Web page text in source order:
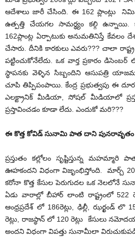
ఆదేశాలు జారీ చేసింది. ఈ 162 ప్లాంట్లు
ఉత్పత్తి చేయగల సామర్థ్యం కల్గి ఉన్నాయి.
162ప్లాంట్ల ఏర్పాటుకు అనుమతినిస్తే కేవలం
చేసారు. దీనికి కారకులు ఎవరు??? చాలా
పట్టించుకోనేలేదు. ఒక వార్త ప్రకారం డిసెంబర్ లో
స్థాపనకు వెళ్ళిన సిబ్బందిని ఆసుపత్రి
చూపి తిప్పిపంపాయి. కేంద్ర ప్రభుత్వపు ఈ
ఎలక్ట్రానిక్ మీడియా, సోషల్ మీడియాలో
ప్రస్తావించడం కూడా లేదు. ఎందుకో మరి???
ఈ కొత్త కోవిడ్ సునామి పాత దాని పునరావృతం
ప్రస్తుతం కల్లోలం సృష్టిస్తున్న
ఊహకందని విధంగా విజృంభిస్తోంది. మార్చ్
కరోనా కొత్త కేసుల పెరుగుదల ఒక నెలలోనే
ఏడు వారాల్లో బీహార్ లాంటి రాష్ట్రంలో 522
ఆంధ్రప్రదేశ్ లో 186రెట్లు, ఢిల్లీ, ఝర్ఖండ్ లొ
రెట్లు, రాజస్థాన్ లో 120 రెట్లు కేసులు
అందని విధంగా విపత్తు సునామీలా